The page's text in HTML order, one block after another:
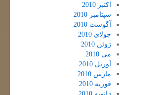
اکتبر 2010
سپتامبر 2010
آگوست 2010
جولای 2010
ژوئن 2010
می 2010
آوریل 2010
مارس 2010
فوریه 2010